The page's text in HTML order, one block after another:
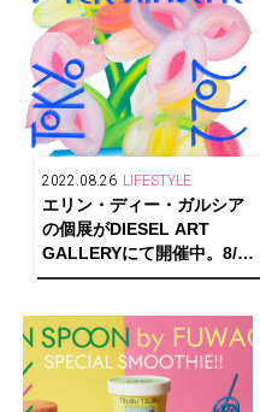
2022.08.26 LIFESTYLE
エリン・ディー・ガルシア
の個展がDIESEL ART
GALLERYにて開催中。8/26
にはサイン会も